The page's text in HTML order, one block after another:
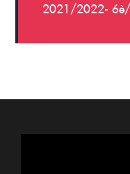
2021/2022- 6è/